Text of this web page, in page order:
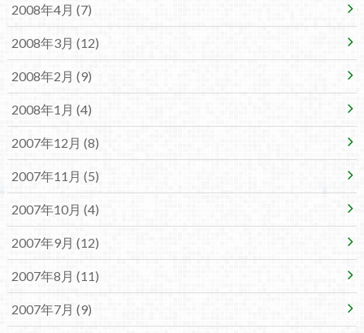
2008年4月 (7)
2008年3月 (12)
2008年2月 (9)
2008年1月 (4)
2007年12月 (8)
2007年11月 (5)
2007年10月 (4)
2007年9月 (12)
2007年8月 (11)
2007年7月 (9)